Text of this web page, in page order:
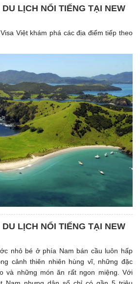
LỊCH NỔI TIẾNG TẠI NEW
Việt khám phá các địa điểm tiếp theo
LỊCH NỔI TIẾNG TẠI NEW
nhỏ bé ở phía Nam bán cầu luôn hấp
cảnh thiên nhiên hùng vĩ, những đặc
và những món ăn rất ngon miệng. Với